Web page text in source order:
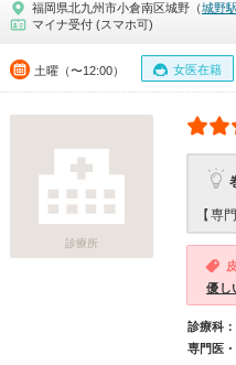
福岡県北九州市小倉南区城野（城野
マイナ受付 (スマホ可)
土曜（〜12:00） 女医在籍
診療所
【専
優し
診療科：
専門医・